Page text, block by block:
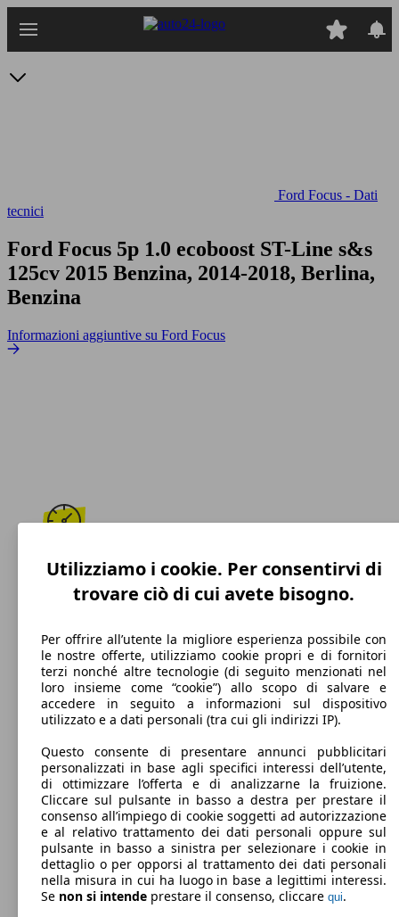
Ford Focus - Dati
tecnici
Ford Focus 5p 1.0 ecoboost ST-Line s&s
125cv 2015 Benzina, 2014-2018, Berlina,
Benzina
Informazioni aggiuntive su Ford Focus
195 km/h
Velocità massima
Benzina
Carburante
108 g/km
Emissioni di CO2 (combinato)*
Utilizziamo i cookie. Per consentirvi di
trovare ciò di cui avete bisogno.
Per offrire all’utente la migliore esperienza possibile con
le nostre offerte, utilizziamo cookie propri e di fornitori
terzi nonché altre tecnologie (di seguito menzionati nel
loro insieme come “cookie”) allo scopo di salvare e
accedere in seguito a informazioni sul dispositivo
utilizzato e a dati personali (tra cui gli indirizzi IP).
Questo consente di presentare annunci pubblicitari
personalizzati in base agli specifici interessi dell’utente,
di ottimizzare l’offerta e di analizzarne la fruizione.
Cliccare sul pulsante in basso a destra per prestare il
consenso all’impiego di cookie soggetti ad autorizzazione
e al relativo trattamento dei dati personali oppure sul
pulsante in basso a sinistra per selezionare i cookie in
dettaglio o per opporsi al trattamento dei dati personali
nella misura in cui ha luogo in base a legittimi interessi.
Se non si intende prestare il consenso, cliccare qui.